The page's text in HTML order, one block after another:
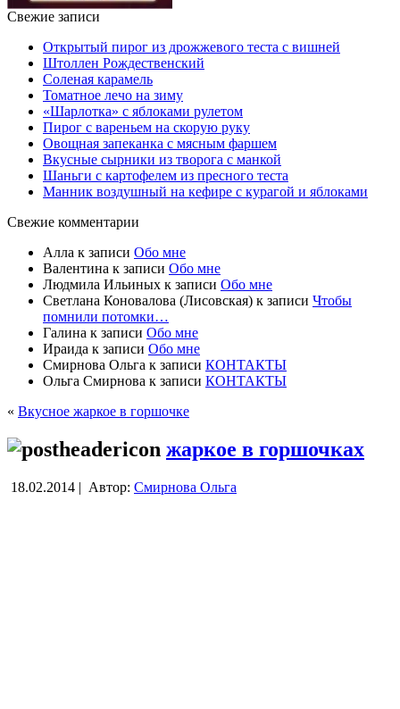
Свежие записи
Открытый пирог из дрожжевого теста с вишней
Штоллен Рождественский
Соленая карамель
Томатное лечо на зиму
«Шарлотка» с яблоками рулетом
Пирог с вареньем на скорую руку
Овощная запеканка с мясным фаршем
Вкусные сырники из творога с манкой
Шаньги с картофелем из пресного теста
Манник воздушный на кефире с курагой и яблоками
Свежие комментарии
Алла к записи Обо мне
Валентина к записи Обо мне
Людмила Ильиных к записи Обо мне
Светлана Коновалова (Лисовская) к записи Чтобы
помнили потомки…
Галина к записи Обо мне
Ираида к записи Обо мне
Смирнова Ольга к записи КОНТАКТЫ
Ольга Смирнова к записи КОНТАКТЫ
« Вкусное жаркое в горшочке
жаркое в горшочках
18.02.2014 | Автор: Смирнова Ольга